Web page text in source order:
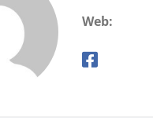
Web: